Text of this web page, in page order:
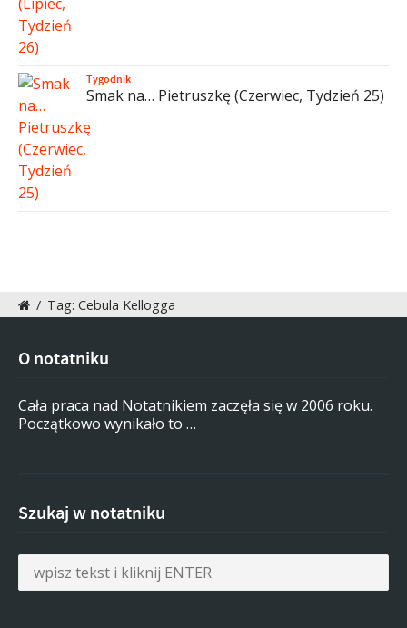
Tygodnik
Smak na… Pietruszkę (Czerwiec, Tydzień 25)
/ Tag: Cebula Kellogga
O notatniku
Cała praca nad Notatnikiem zaczęła się w 2006 roku.
Początkowo wynikało to …
Szukaj w notatniku